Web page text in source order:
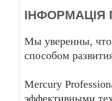
Мы уверенны, что
способом
Mercury
эффективными